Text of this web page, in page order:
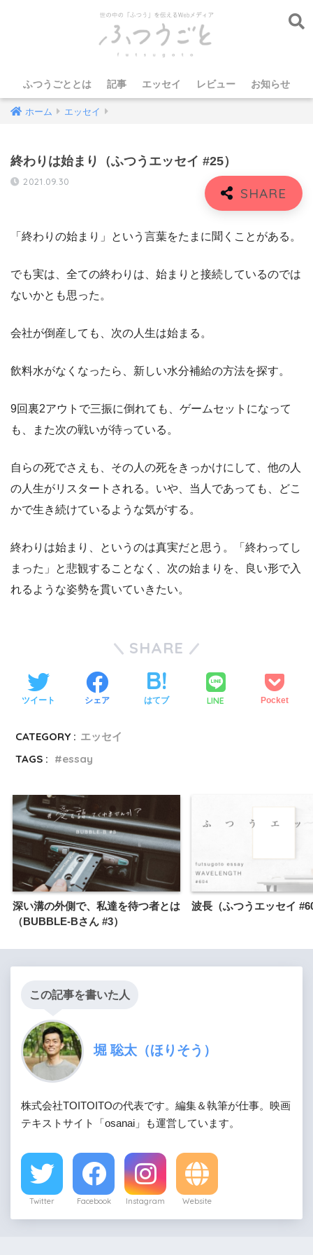
ふつうごととは 記事 エッセイ レビュー お知らせ
ホーム エッセイ
終わりは始まり（ふつうエッセイ #25）
2021.09.30
「終わりの始まり」という言葉をたまに聞くことがある。
でも実は、全ての終わりは、始まりと接続しているのでは
ないかとも思った。
会社が倒産しても、次の人生は始まる。
飲料水がなくなったら、新しい水分補給の方法を探す。
9回裏2アウトで三振に倒れても、ゲームセットになって
も、また次の戦いが待っている。
自らの死でさえも、その人の死をきっかけにして、他の人
の人生がリスタートされる。いや、当人であっても、どこ
かで生き続けているような気がする。
終わりは始まり、というのは真実だと思う。「終わってし
まった」と悲観することなく、次の始まりを、良い形で入
れるような姿勢を貫いていきたい。
SHARE
ツイート シェア はてブ LINE Pocket
CATEGORY : エッセイ
TAGS :
essay
深い溝の外側で、私達を待つ者とは
（BUBBLE-Bさん #3）
波長（ふつうエッセイ
この記事を書いた人
堀 聡太（ほりそう）
株式会社TOITOITOの代表です。編集＆執筆が仕事。映画
テキストサイト「osanai」も運営しています。
Twitter Facebook Instagram Website